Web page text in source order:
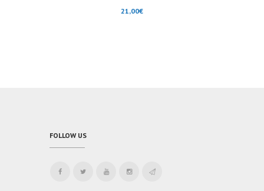
21,00€
FOLLOW US